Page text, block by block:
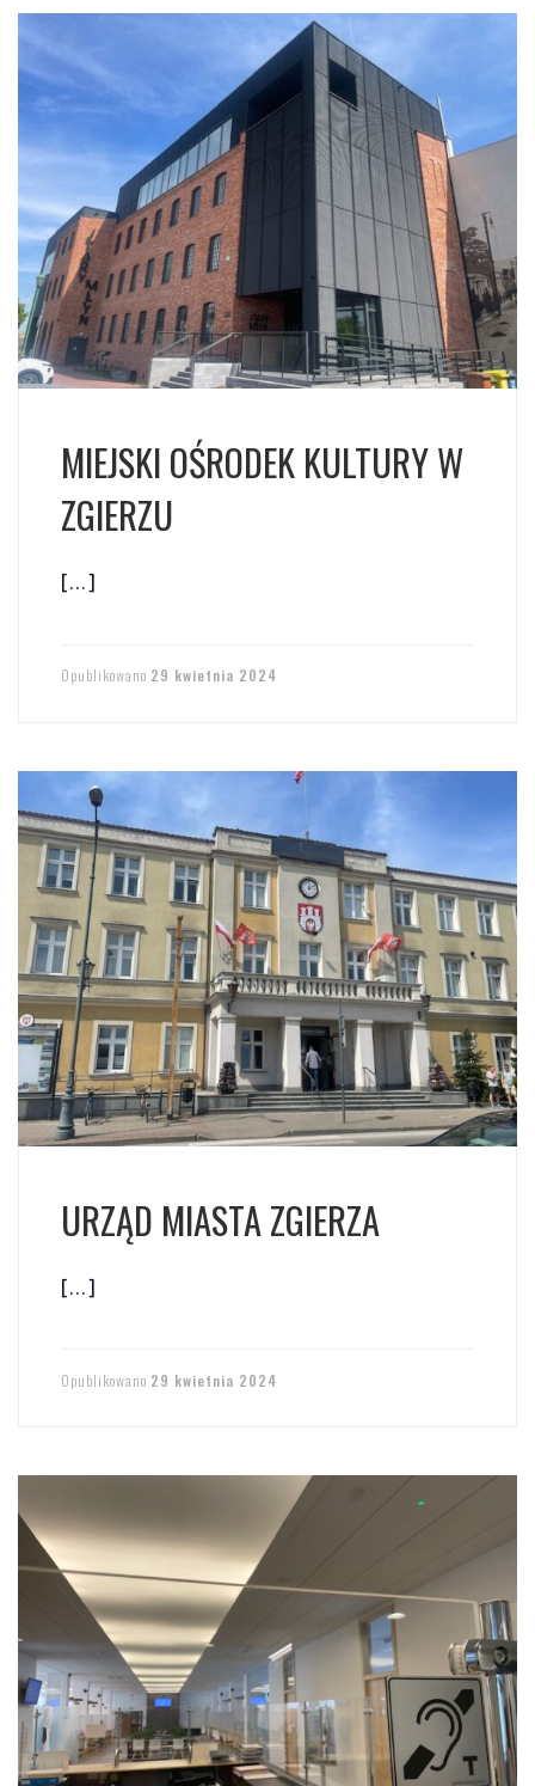
MIEJSKI OŚRODEK KULTURY W
ZGIERZU
[…]
Opublikowano 29 kwietnia 2024
URZĄD MIASTA ZGIERZA
[…]
Opublikowano 29 kwietnia 2024